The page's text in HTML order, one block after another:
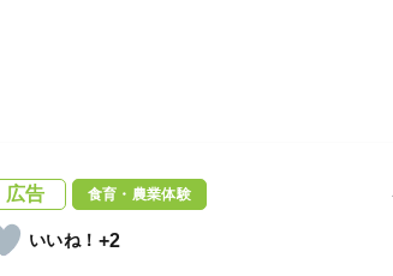
広告 食育・農業体験
+2